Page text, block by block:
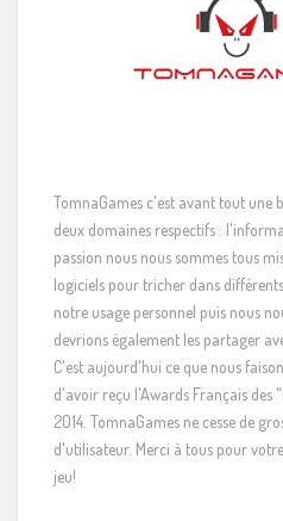
TomnaGames c'est avant tout une
deux domaines respectifs :
passion nous nous sommes tous
logiciels pour tricher dans
notre usage personnel puis nous
devrions également les partager
C'est aujourd'hui ce que nous
d'avoir reçu l'Awards Français des
2014. TomnaGames ne cesse de
d'utilisateur. Merci à tous pour
jeu!